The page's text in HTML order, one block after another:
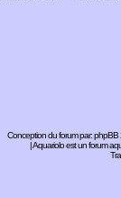
Conception du forum par:phpBB
| Aquariolo est un forum